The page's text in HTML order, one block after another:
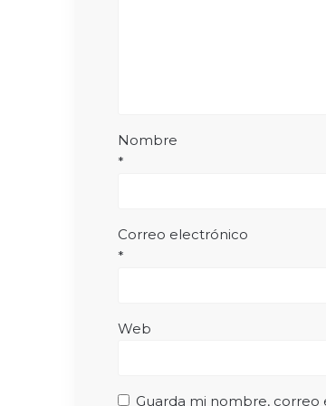
Nombre
*
Correo electrónico
*
Web
Guarda mi nombre,